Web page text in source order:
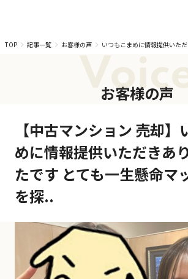
TOP
記事一覧 お客様の声 いつもこまめに情報提供いた
Voice
お客様の声
【中古マンション 売却】
めに情報提供いただきあ
たです とても一生懸命マ
を探..